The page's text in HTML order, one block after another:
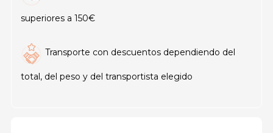
superiores a 150€
Transporte con descuentos dependiendo del
total, del peso y del transportista elegido